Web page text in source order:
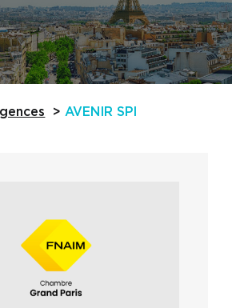
Partenaires
Actualités
AVENIR SPI
Types